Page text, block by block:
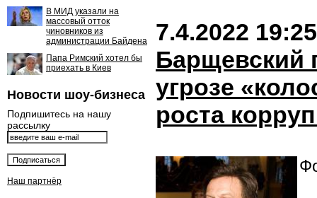
В МИД указали на
массовый отток
чиновников из
администрации Байдена
Папа Римский хотел бы
приехать в Киев
Новости шоу-бизнеса
Подпишитесь на нашу
рассылку
Наш партнёр
7.4.2022 19:25
Барщевский
угрозе
роста